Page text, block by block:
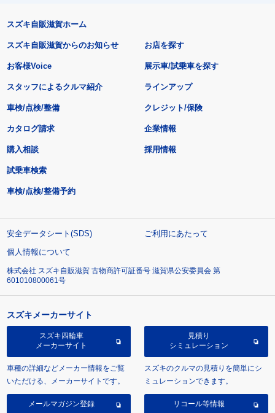
スズキ自販滋賀ホーム
スズキ自販滋賀からのお知らせ
お客様Voice
スタッフによるクルマ紹介
お店を探す
展示車/試乗車を探す
ラインアップ
車検/点検/整備 クレジット/保険
カタログ請求
購入相談
試乗車検索
車検/点検/整備予約
企業情報
採用情報
安全データシート(SDS)
ご利用にあたって
個人情報について
株式会社 スズキ自販滋賀 古物商許可証番号 滋賀県公安委員会 第
601010800061号
スズキメーカーサイト
スズキ四輪車
メーカーサイト
車種の詳細などメーカー情報をご覧
いただける、メーカーサイトです。
見積り
シミュレーション
スズキのクルマの見積りを簡単にシ
ミュレーションできます。
メールマガジン登録 リコール等情報